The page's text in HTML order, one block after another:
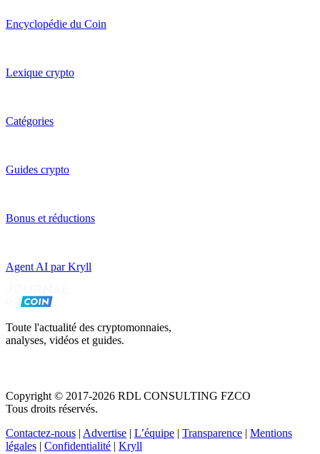
Encyclopédie du Coin
Lexique crypto
Catégories
Guides crypto
Bonus et réductions
Agent AI par Kryll
Toute l'actualité des cryptomonnaies,
analyses, vidéos et guides.
Copyright © 2017-2026 RDL CONSULTING FZCO
Tous droits réservés.
Contactez-nous | Advertise | L’équipe | Transparence | Mentions
légales | Confidentialité | Kryll